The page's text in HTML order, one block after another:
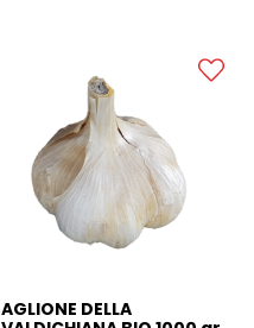
AGLIONE DELLA